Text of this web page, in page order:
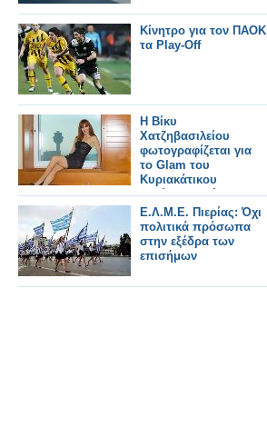
Κίνητρο για τον ΠΑΟΚ
τα Play-Off
H Bίκυ
Χατζηβασιλείου
φωτογραφίζεται για
το Glam του
Κυριακάτικου
Ελεύθερου Τύπου
από τον Θωμά
Χρυσοχοΐδη
Ε.Λ.Μ.Ε. Πιερίας: Όχι
πολιτικά πρόσωπα
στην εξέδρα των
επισήμων